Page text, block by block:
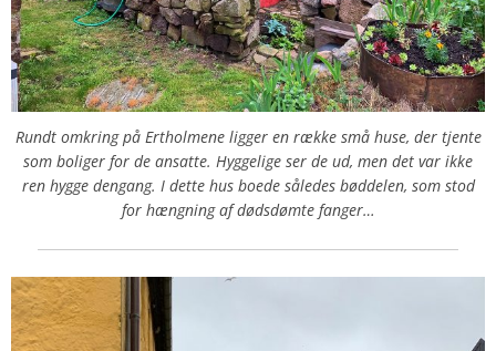
Rundt omkring på Ertholmene ligger en række små huse, der tjente
som boliger for de ansatte. Hyggelige ser de ud, men det var ikke
ren hygge dengang. I dette hus boede således bøddelen, som stod
for hængning af dødsdømte fanger…